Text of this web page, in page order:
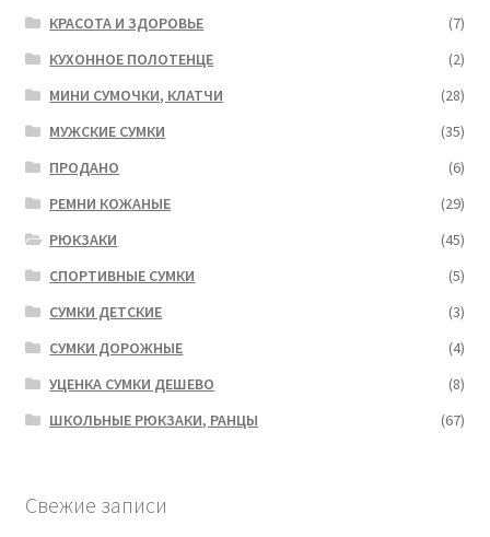
КРАСОТА И ЗДОРОВЬЕ
(7)
КУХОННОЕ ПОЛОТЕНЦЕ
(2)
МИНИ СУМОЧКИ, КЛАТЧИ
(28)
МУЖСКИЕ СУМКИ
(35)
ПРОДАНО
(6)
РЕМНИ КОЖАНЫЕ
(29)
РЮКЗАКИ
(45)
СПОРТИВНЫЕ СУМКИ
(5)
СУМКИ ДЕТСКИЕ
(3)
СУМКИ ДОРОЖНЫЕ
(4)
УЦЕНКА СУМКИ ДЕШЕВО
(8)
ШКОЛЬНЫЕ РЮКЗАКИ, РАНЦЫ
(67)
Свежие записи